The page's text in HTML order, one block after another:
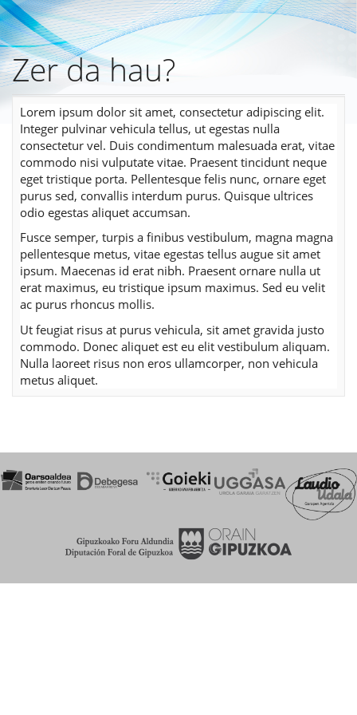
Skip
to
content
Zer da hau?
Lorem ipsum dolor sit amet, consectetur adipiscing elit.
Integer pulvinar vehicula tellus, ut egestas nulla
consectetur vel. Duis condimentum malesuada erat, vitae
commodo nisi vulputate vitae. Praesent tincidunt neque
eget tristique porta. Pellentesque felis nunc, ornare eget
purus sed, convallis interdum purus. Quisque ultrices
odio egestas aliquet accumsan.
Fusce semper, turpis a finibus vestibulum, magna magna
pellentesque metus, vitae egestas tellus augue sit amet
ipsum. Maecenas id erat nibh. Praesent ornare nulla ut
erat maximus, eu tristique ipsum maximus. Sed eu velit
ac purus rhoncus mollis.
Ut feugiat risus at purus vehicula, sit amet gravida justo
commodo. Donec aliquet est eu elit vestibulum aliquam.
Nulla laoreet risus non eros ullamcorper, non vehicula
metus aliquet.